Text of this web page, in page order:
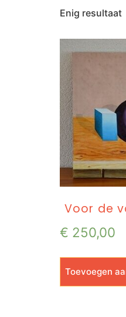
Enig resultaat
Voor de
€ 250,00
Toevoegen